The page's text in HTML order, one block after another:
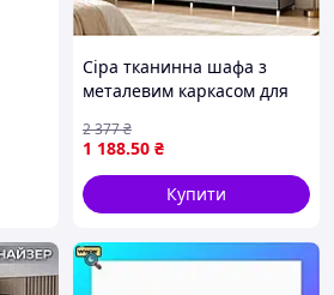
Сіра тканинна шафа з
металевим каркасом для
см ідеальний органайзер
1 188.50 ₴
2 377₴
Купити